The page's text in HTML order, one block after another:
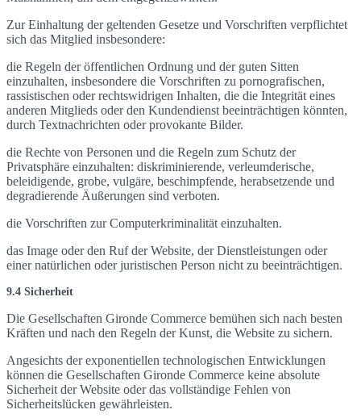
Zur Einhaltung der geltenden Gesetze und Vorschriften verpflichtet
sich das Mitglied insbesondere:
die Regeln der öffentlichen Ordnung und der guten Sitten
einzuhalten, insbesondere die Vorschriften zu pornografischen,
rassistischen oder rechtswidrigen Inhalten, die die Integrität eines
anderen Mitglieds oder den Kundendienst beeinträchtigen könnten,
durch Textnachrichten oder provokante Bilder.
die Rechte von Personen und die Regeln zum Schutz der
Privatsphäre einzuhalten: diskriminierende, verleumderische,
beleidigende, grobe, vulgäre, beschimpfende, herabsetzende und
degradierende Äußerungen sind verboten.
die Vorschriften zur Computerkriminalität einzuhalten.
das Image oder den Ruf der Website, der Dienstleistungen oder
einer natürlichen oder juristischen Person nicht zu beeinträchtigen.
9.4 Sicherheit
Die Gesellschaften Gironde Commerce bemühen sich nach besten
Kräften und nach den Regeln der Kunst, die Website zu sichern.
Angesichts der exponentiellen technologischen Entwicklungen
können die Gesellschaften Gironde Commerce keine absolute
Sicherheit der Website oder das vollständige Fehlen von
Sicherheitslücken gewährleisten.